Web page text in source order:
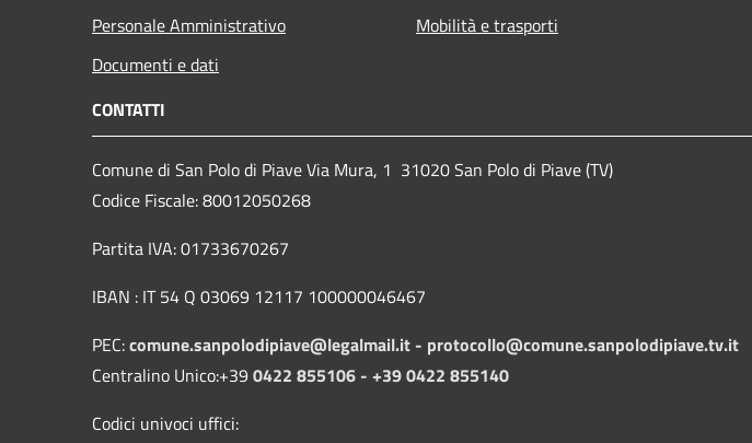
Personale Amministrativo
Documenti e dati
Mobilità e trasporti
CONTATTI
Comune di San Polo di Piave Via Mura, 1 31020 San Polo di Piave (TV)
Codice Fiscale: 80012050268
Partita IVA: 01733670267
IBAN : IT 54 Q 03069 12117 100000046467
PEC:comune.sanpolodipiave@legalmail.it - protocollo@comune.sanpolodipiave.tv.it
Centralino Unico:+39 0422 855106 - +39 0422 855140
Codici univoci uffici: